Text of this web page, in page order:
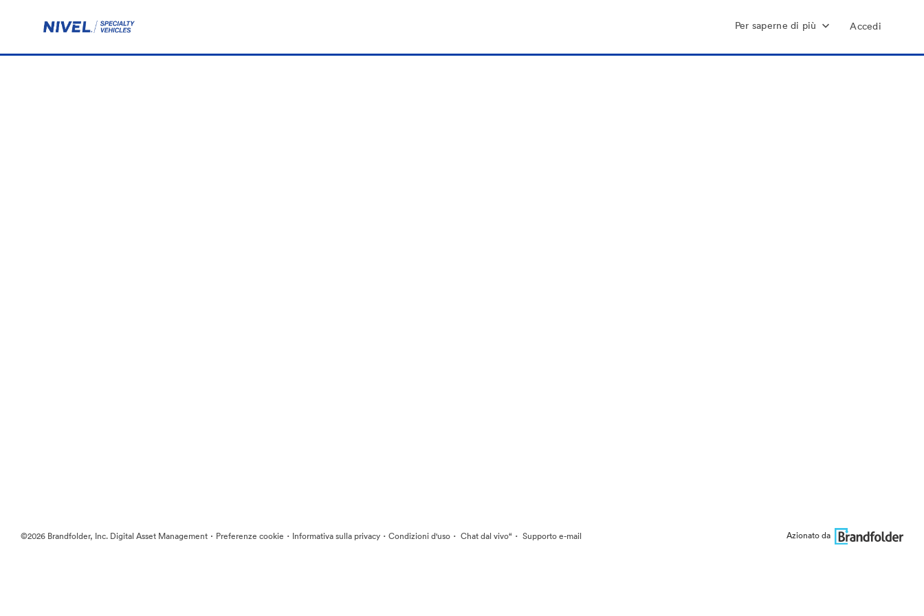
Per saperne di più Accedi
©2026 Brandfolder, Inc. Digital Asset Management · Preferenze cookie · Informativa sulla privacy · Condizioni d'uso · Chat dal vivo“ · Supporto e-mail Azionato da